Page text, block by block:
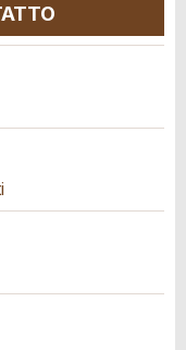
le persone da